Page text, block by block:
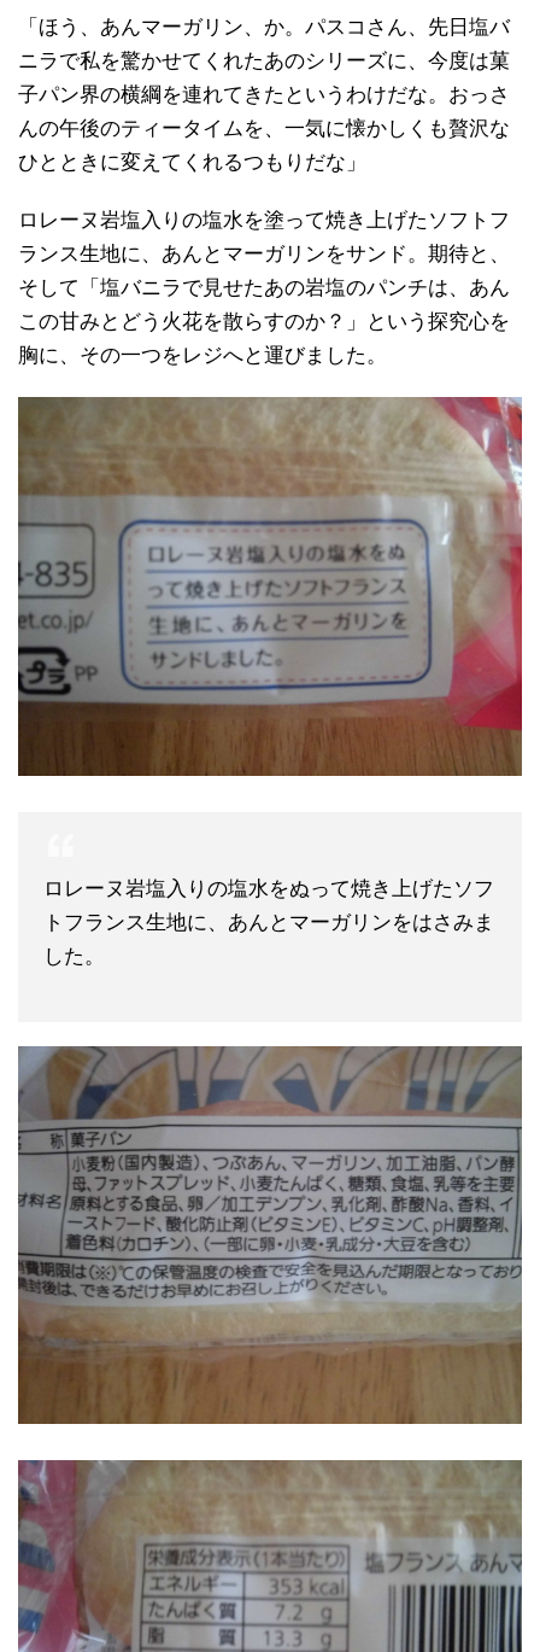
「ほう、あんマーガリン、か。パスコさん、先日塩バ
ニラで私を驚かせてくれたあのシリーズに、今度は菓
子パン界の横綱を連れてきたというわけだな。おっさ
んの午後のティータイムを、一気に懐かしくも贅沢な
ひとときに変えてくれるつもりだな」
ロレーヌ岩塩入りの塩水を塗って焼き上げたソフトフ
ランス生地に、あんとマーガリンをサンド。期待と、
そして「塩バニラで見せたあの岩塩のパンチは、あん
この甘みとどう火花を散らすのか？」という探究心を
胸に、その一つをレジへと運びました。
ロレーヌ岩塩入りの塩水をぬって焼き上げたソフ
トフランス生地に、あんとマーガリンをはさみま
した。